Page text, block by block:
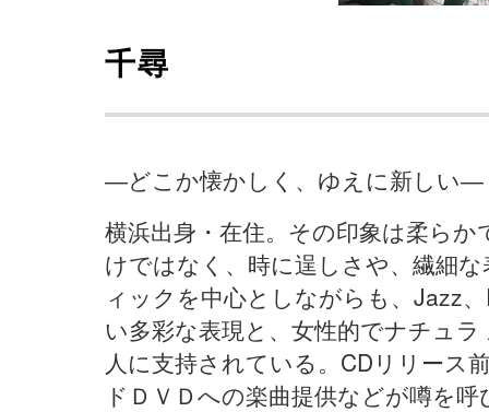
千尋
―どこか懐かしく、ゆえに新しい―
横浜出身・在住。その印象は柔ら
けではなく、時に逞しさや、繊細
ィックを中心としながらも、Jazz
い多彩な表現と、女性的でナチュ
人に支持されている。CDリリース
ドＤＶＤへの楽曲提供などが噂を